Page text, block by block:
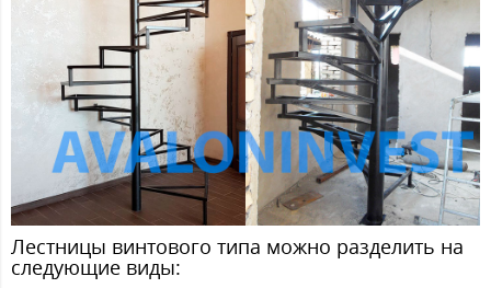
Лестницы винтового типа можно разделить на
следующие виды: